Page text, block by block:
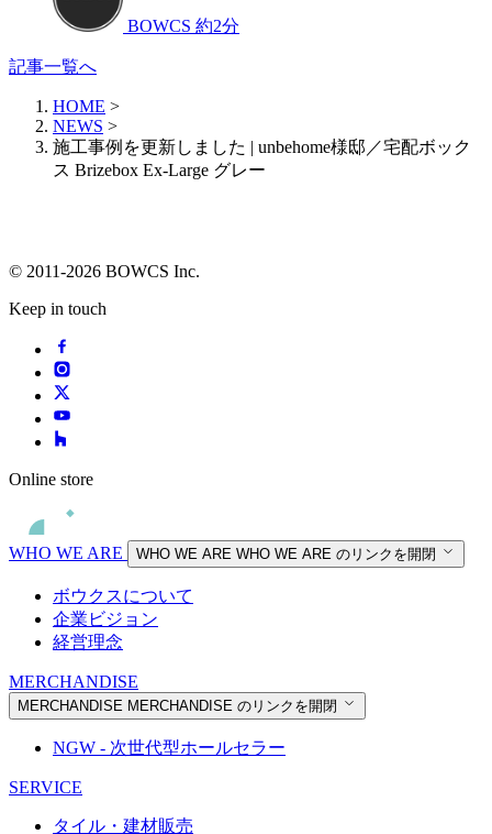
BOWCS 約2分
記事一覧へ
HOME >
NEWS >
施工事例を更新しました | unbehome様邸／宅配ボック
ス Brizebox Ex-Large グレー
© 2011-2026 BOWCS Inc.
Keep in touch
Online store
WHO WE ARE WHO WE ARE WHO WE ARE のリンクを開閉
ボウクスについて
企業ビジョン
経営理念
MERCHANDISE
MERCHANDISE MERCHANDISE のリンクを開閉
NGW - 次世代型ホールセラー
SERVICE
タイル・建材販売